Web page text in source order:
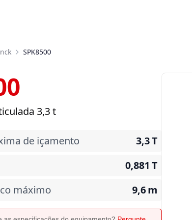
SPK8500
3,3 t
de içamento 3,3T
0,881 T
máximo
9,6m